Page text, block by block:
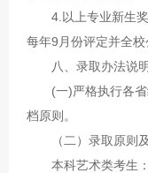
4.以上专业新生
每年9月份评定并全校
八、录取办法说明
(一)严格执行各
档原则。
（二）录取原则
本科艺术类考生：